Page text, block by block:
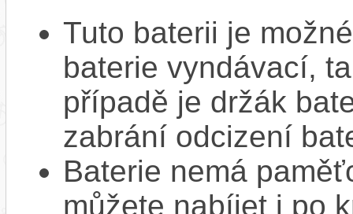
Tuto baterii je
baterie vyndávací,
případě je držák
zabrání odcizení
Baterie nemá
můžete nabíjet i po